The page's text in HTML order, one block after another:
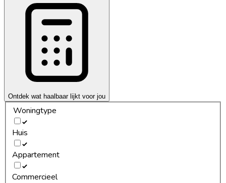
Ontdek wat haalbaar lijkt voor jou
Woningtype
Huis
Appartement
Commercieel